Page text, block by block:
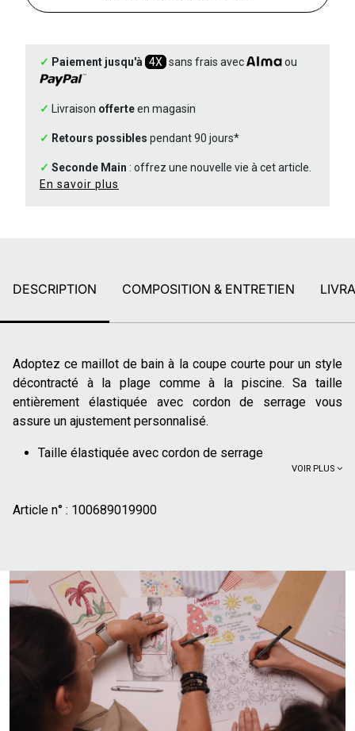
✓ Paiement jusqu'à 4X sans frais avec ou
✓ Livraison offerteen magasin
✓ Retours possibles pendant 90 jours*
✓ Seconde Main : offrez une nouvelle vie à cet article.
En savoir plus
DESCRIPTION COMPOSITION & ENTRETIEN
Adoptez ce maillot de bain à la coupe courte pour un style
décontracté à la plage comme à la piscine. Sa taille
entièrement élastiquée avec cordon de serrage vous
assure un ajustement personnalisé.
Taille élastiquée avec cordon de serrage
Slip intérieur
Portez-le seul pour vos baignades et sessions de
bronzage. Pour vous rendre au bar de la plage ou pour une
balade en bord de mer, associez-le simplement à un t-shirt
basique et une paire de tongs.
Le mannequin mesure 1m86 et porte une taille L.
VOIR PLUS
Article n° : 100689019900